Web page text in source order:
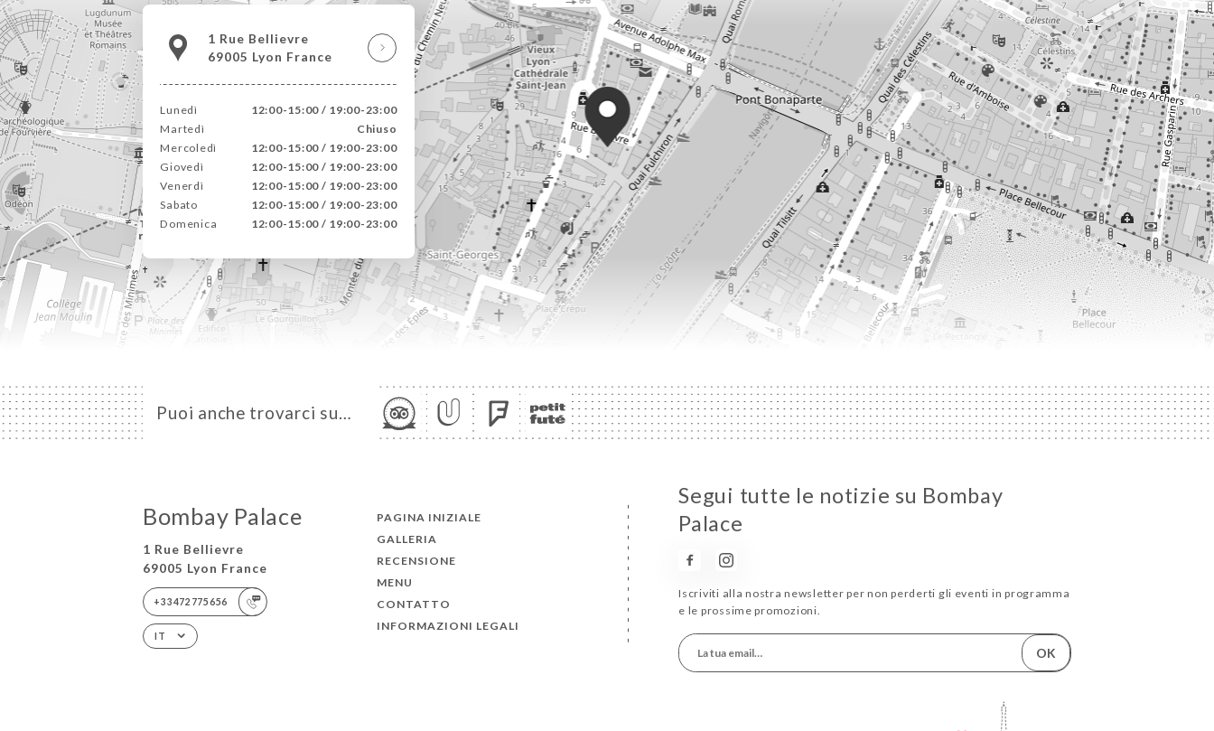
1 Rue Bellievre
69005 Lyon France
Lunedì
12:00-15:00 / 19:00-23:00
Martedì
Chiuso
Mercoledì
12:00-15:00 / 19:00-23:00
Giovedì
12:00-15:00 / 19:00-23:00
Venerdì
12:00-15:00 / 19:00-23:00
Sabato
12:00-15:00 / 19:00-23:00
Domenica
12:00-15:00 / 19:00-23:00
Puoi anche trovarci su…
Bombay Palace
1 Rue Bellievre
69005 Lyon France
+33472775656
IT
PAGINA INIZIALE
GALLERIA
RECENSIONE
MENU
CONTATTO
INFORMAZIONI LEGALI
Segui tutte le notizie su Bombay
Palace
Iscriviti alla nostra newsletter per non perderti gli eventi in programma
e le prossime promozioni.
OK